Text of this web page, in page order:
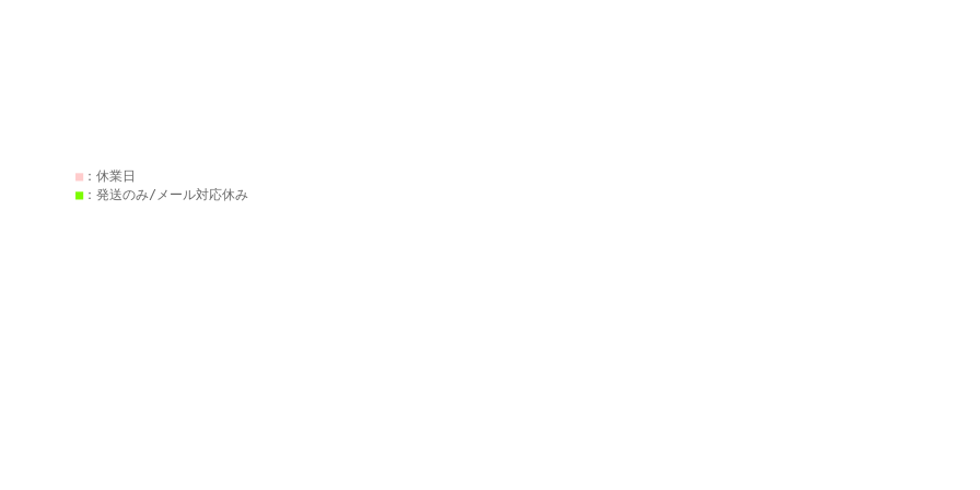
■ ：休業日
■：発送のみ/メール対応休み